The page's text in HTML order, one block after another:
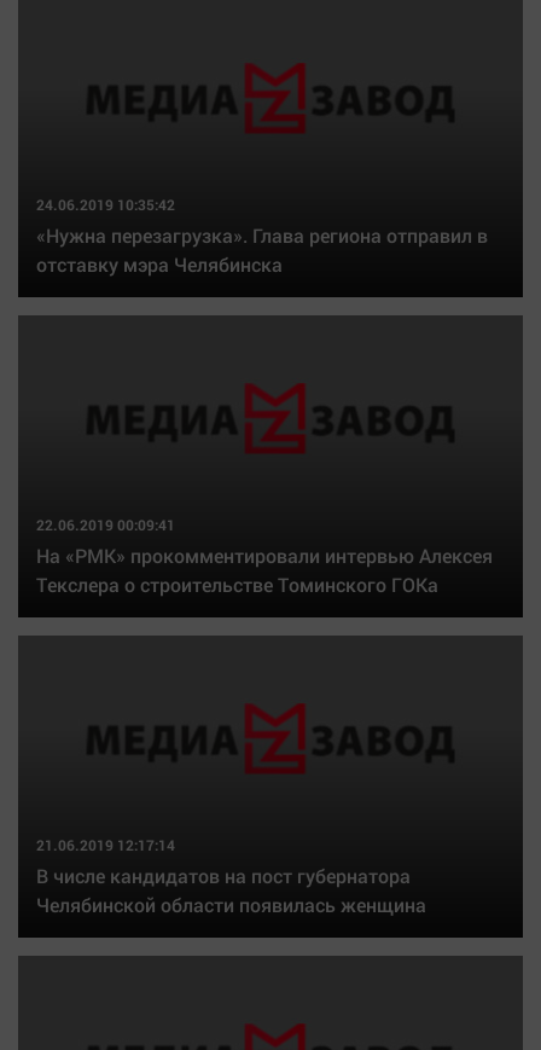
24.06.2019 10:35:42
«Нужна перезагрузка». Глава региона отправил в
отставку мэра Челябинска
22.06.2019 00:09:41
На «РМК» прокомментировали интервью Алексея
Текслера о строительстве Томинского ГОКа
21.06.2019 12:17:14
В числе кандидатов на пост губернатора
Челябинской области появилась женщина